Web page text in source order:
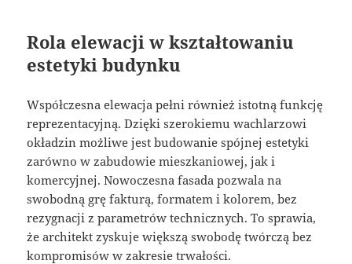
Rola elewacji w kształtowaniu
estetyki budynku
Współczesna elewacja pełni również istotną funkcję
reprezentacyjną. Dzięki szerokiemu wachlarzowi
okładzin możliwe jest budowanie spójnej estetyki
zarówno w zabudowie mieszkaniowej, jak i
komercyjnej. Nowoczesna fasada pozwala na
swobodną grę fakturą, formatem i kolorem, bez
rezygnacji z parametrów technicznych. To sprawia,
że architekt zyskuje większą swobodę twórczą bez
kompromisów w zakresie trwałości.